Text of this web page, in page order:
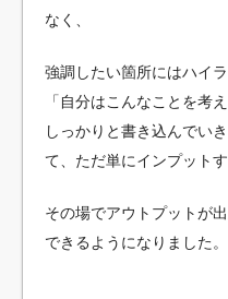
なく、
強調したい箇所にはハイ
「自分はこんなことを考
しっかりと書き込んでい
て、ただ単にインプット
その場でアウトプットが
できるようになりました。